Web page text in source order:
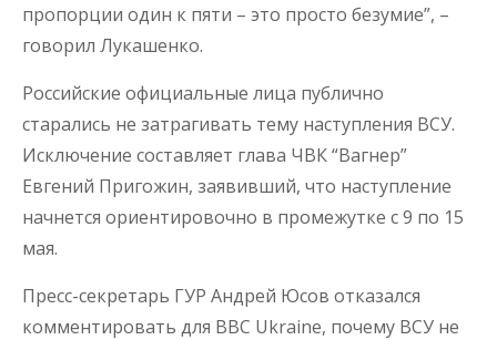
пропорции один к пяти – это просто безумие”, –
говорил Лукашенко.
Российские официальные лица публично
старались не затрагивать тему наступления ВСУ.
Исключение составляет глава ЧВК “Вагнер”
Евгений Пригожин, заявивший, что наступление
начнется ориентировочно в промежутке с 9 по 15
мая.
Пресс-секретарь ГУР Андрей Юсов отказался
комментировать для BBC Ukraine, почему ВСУ не